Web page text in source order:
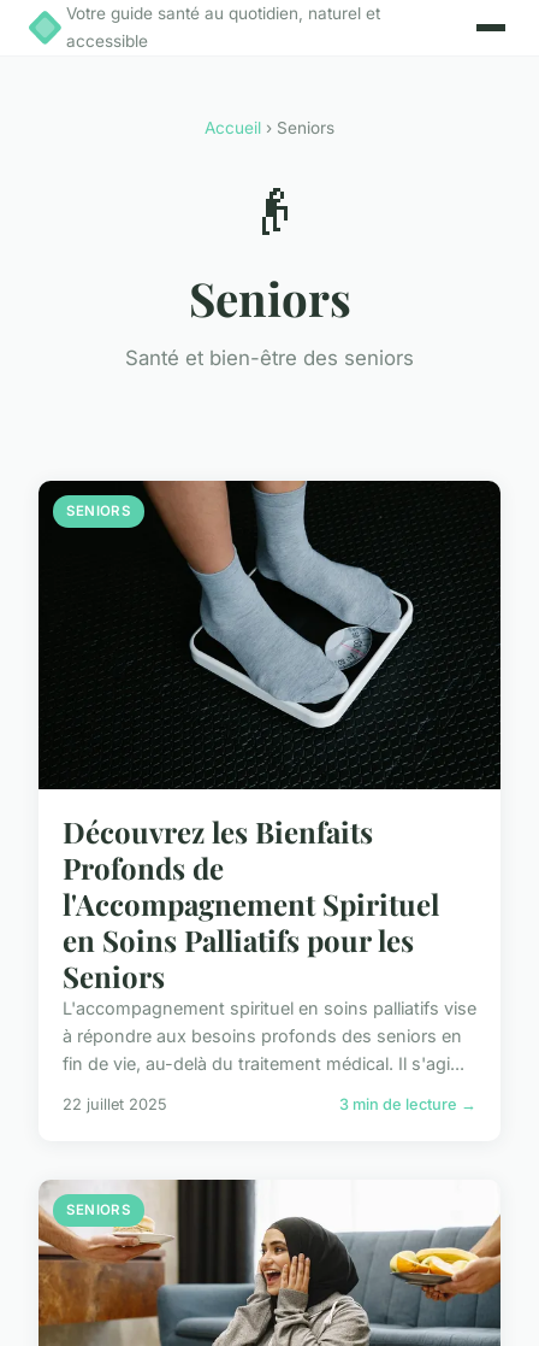
Votre guide santé au quotidien, naturel et
accessible
Accueil › Seniors
👴
Seniors
Santé et bien-être des seniors
SENIORS
Découvrez les Bienfaits
Profonds de
l'Accompagnement Spirituel
en Soins Palliatifs pour les
Seniors
L'accompagnement spirituel en soins palliatifs vise
à répondre aux besoins profonds des seniors en
fin de vie, au-delà du traitement médical. Il s'agi...
22 juillet 2025 3 min de lecture →
SENIORS